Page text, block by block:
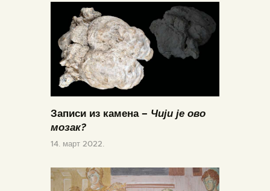
Записи из камена – Чији је ово
мозак?
14. март 2022.